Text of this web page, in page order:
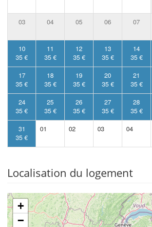
03 04 05 06 07
10
35 €
11
35 €
12
35 €
13
35 €
14
35 €
17
35 €
18
35 €
19
35 €
20
35 €
21
35 €
24
35 €
25
35 €
26
35 €
27
35 €
28
35 €
31
35 €
01 02 03 04
Localisation du logement
+
−